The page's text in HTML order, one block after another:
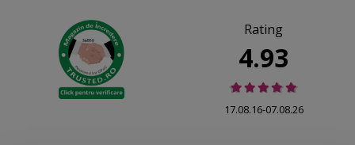
Rating
4.93
17.08.16-07.08.26